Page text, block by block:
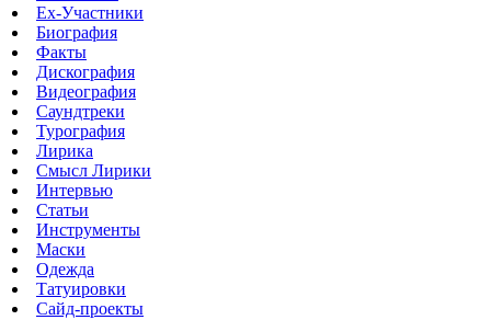
Ex-Участники
Биография
Факты
Дискография
Видеография
Саундтреки
Турография
Лирика
Смысл Лирики
Интервью
Статьи
Инструменты
Маски
Одежда
Татуировки
Сайд-проекты